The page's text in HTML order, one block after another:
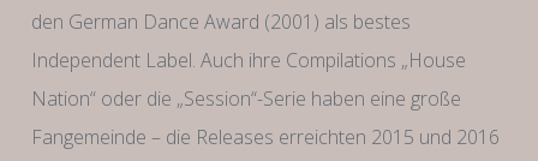
den German Dance Award (2001) als bestes
Independent Label. Auch ihre Compilations „House
Nation“ oder die „Session“-Serie haben eine große
Fangemeinde – die Releases erreichten 2015 und 2016